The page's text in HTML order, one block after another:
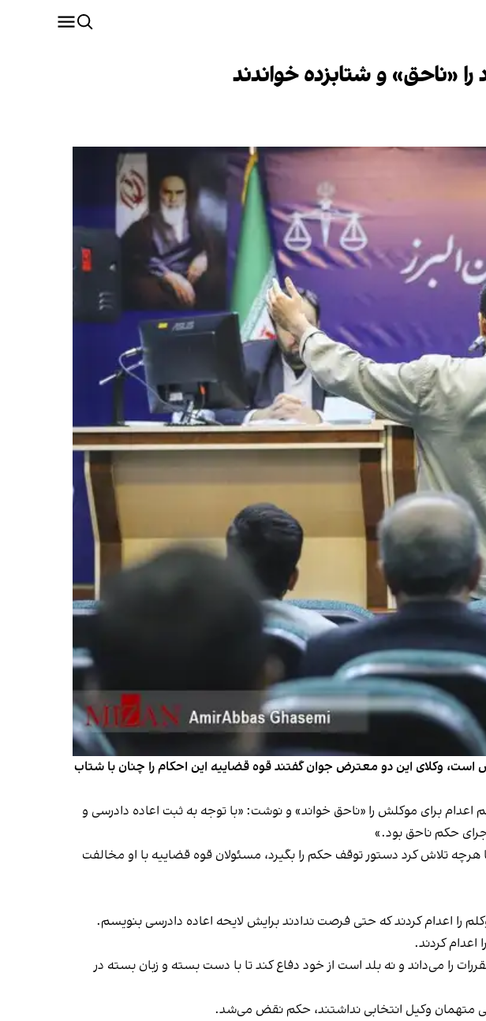
«ناحق» و شتابزده خواندند
وکلای این دو معترض جوان گفتند قوه قضاییه این احکام را چنان با شتاب
برای موکلش را «ناحق خواند» و نوشت: «با توجه به ثبت اعاده دادرسی و
حکم ناحق بود.»
تلاش کرد دستور توقف حکم را بگیرد، مسئولان قوه قضاییه با او مخالفت
را اعدام کردند که حتی فرصت ندادند برایش لایحه اعاده دادرسی بنویسم.
کردند.
می‌شناسد، نه مقررات را می‌داند و نه بلد است از خود دفاع کند تا با دست بسته و زبان بسته در
متهمان وکیل انتخابی نداشتند، حکم نقض می‌شد.